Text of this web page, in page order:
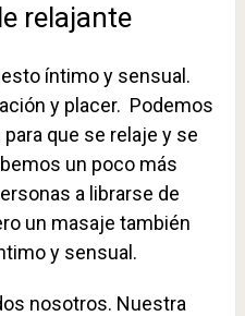
relajante
íntimo y sensual.
y placer. Podemos
que se relaje y se
un poco más
a librarse de
un masaje también
y sensual.
nosotros. Nuestra